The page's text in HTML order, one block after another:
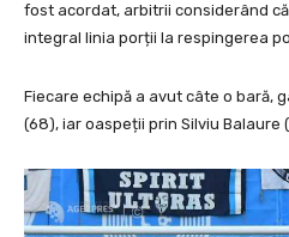
fost acordat, arbitrii considerând
integral linia porții la respingerea
Fiecare echipă a avut câte o bară,
(68), iar oaspeții prin Silviu Balaure